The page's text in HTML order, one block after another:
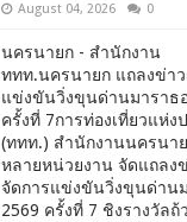
August 04, 2026 0
นครนายก - สำนักงาน
ททท.นครนายก แถลงข่าว
แข่งขันวิ่งขุนด่านมาราธ
ครั้งที่ 7การท่องเที่ยวแห่ง
(ททท.) สำนักงานนครนา
หลายหน่วยงาน จัดแถลง
จัดการแข่งขันวิ่งขุนด่าน
2569 ครั้งที่ 7 ชิงรางวัลถ้